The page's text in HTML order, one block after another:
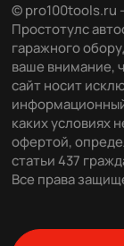
© pro100tools.ru
Простотулс
гаражного
ваше внимание,
сайт носит
каких условиях
офертой,
статьи 437
Все права